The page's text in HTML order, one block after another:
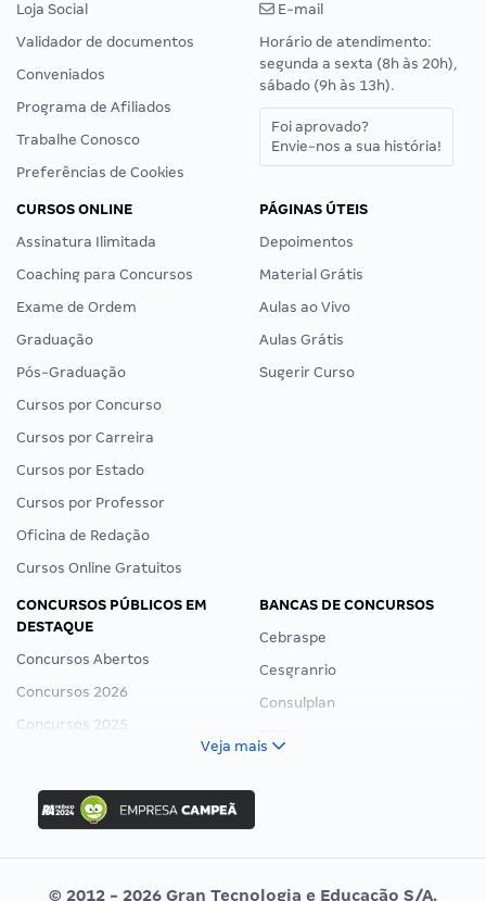
Loja Social
Validador de documentos
Conveniados
Programa de Afiliados
Trabalhe Conosco
Preferências de Cookies
E-mail
Horário de atendimento:
segunda a sexta (8h às 20h),
sábado (9h às 13h).
Foi aprovado?
Envie-nos a sua história!
CURSOS ONLINE
Assinatura Ilimitada
Coaching para Concursos
Exame de Ordem
Graduação
Pós-Graduação
Cursos por Concurso
Cursos por Carreira
Cursos por Estado
Cursos por Professor
Oficina de Redação
Cursos Online Gratuitos
PÁGINAS ÚTEIS
Depoimentos
Material Grátis
Aulas ao Vivo
Aulas Grátis
Sugerir Curso
CONCURSOS PÚBLICOS EM
DESTAQUE
Concursos Abertos
Concursos 2026
Concursos 2025
Concurso Ibama
Concurso MPU
Editais publicados
BANCAS DE CONCURSOS
Cebraspe
Cesgranrio
Consulplan
Veja mais
© 2012 - 2026 Gran Tecnologia e Educação S/A.